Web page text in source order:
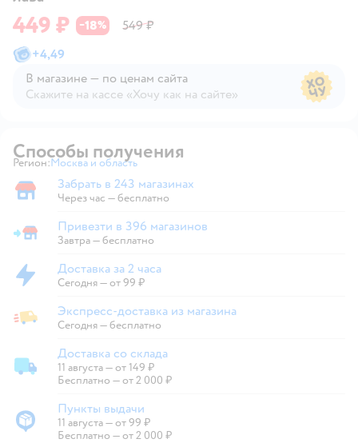
449 ₽ −18%
549 ₽
+4,49
В магазине — по ценам сайта
Скажите на кассе «Хочу как на сайте»
Способы получения
Регион: Выбор адреса доставки.
Москва и область
Забрать в магазине
Забрать в 243 магазинах
Через час — бесплатно
Привезти в магазин
Привезти в 396 магазинов
Завтра—бесплатно
Доставка за 2 часа
Доставка за 2 часа
Сегодня—от 99 ₽
Экспресс-доставка из магазина
Экспресс-доставка из магазина
Сегодня—бесплатно
Доставка со склада
Доставка со склада
11 августа—от 149 ₽
Бесплатно — от 2 000 ₽
Пункты выдачи
Пункты выдачи
11 августа—от 99 ₽
Бесплатно — от 2 000 ₽